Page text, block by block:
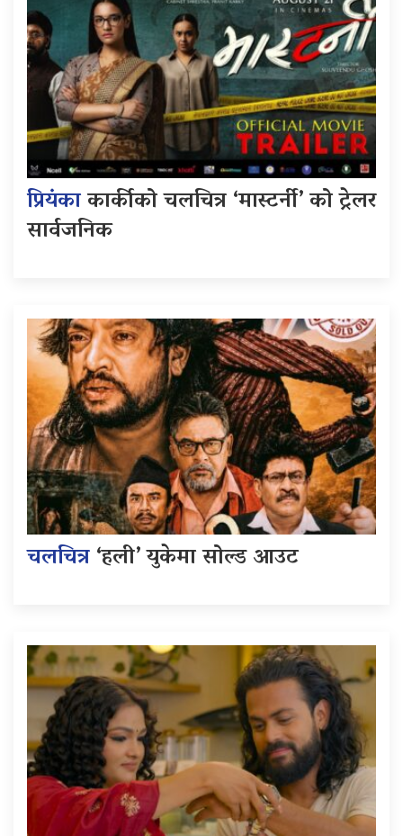
प्रियंकाकार्कीको चलचित्र ‘मास्टर्नी’ को ट्रेलर
सार्वजनिक
चलचित्र‘हली’ युकेमा सोल्ड आउट